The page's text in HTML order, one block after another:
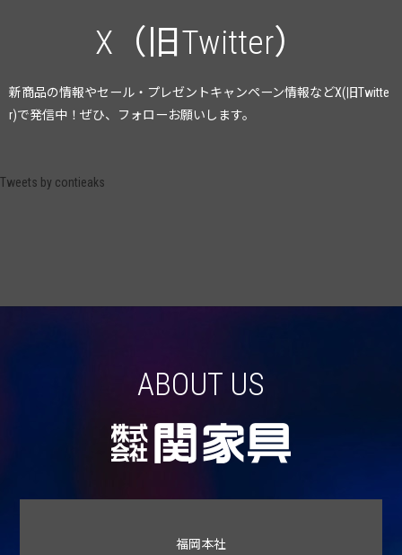
X（旧Twitter）
新商品の情報やセール・プレゼントキャンペーン情報などX(旧Twitte
r)で発信中！ぜひ、フォローお願いします。
Tweets by contieaks
ABOUT US
福岡本社